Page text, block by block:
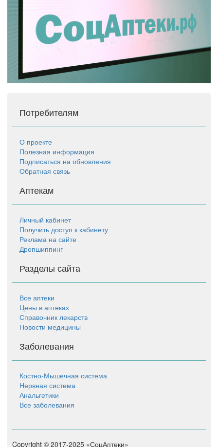
Потребителям
О проекте
Полезная информация
Подписаться на обновления
Обратная связь
Аптекам
Личный кабинет
Получить доступ к кабинету
Реклама на сайте
Дропшиппинг
Разделы сайта
Все аптеки
Цены в аптеках
Справочник лекарств
Новости медицины
Заболевания
Костно-Мышечная система
Нервная система
Анальгетики
Все заболевания
Copyright © 2017-2025 «СоцАптеки»